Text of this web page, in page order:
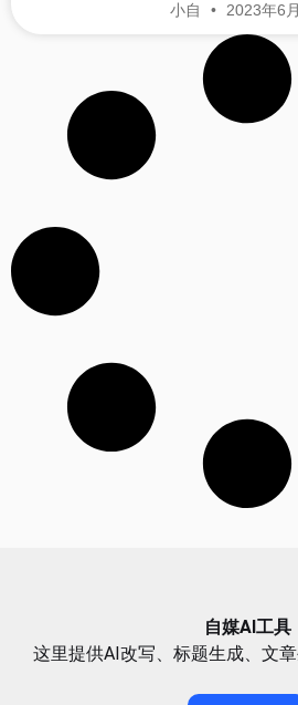
小自 2023年6
自媒AI工具
这里提供AI改写、标题生成、文章